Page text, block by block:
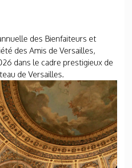
des Bienfaiteurs et
des Amis de Versailles,
dans le cadre prestigieux de
de Versailles.